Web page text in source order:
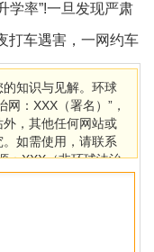
学率”!一旦发现严肃
打车遇害，一网约车
知识与见解。环球
：XXX（署名）”，
，其他任何网站或
如需使用，请联系
：XXX（非环球法治
于传播更多信息，其